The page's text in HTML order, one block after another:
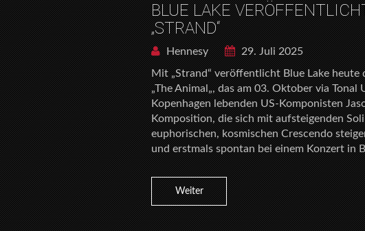
BLUE LAKE
„STRAND“
Hennesy
29. Juli 2025
Mit „Strand“ veröffentlicht Blue Lake heute
„The Animal„, das am 03. Oktober via
Kopenhagen lebenden US-Komponisten
Komposition, die sich mit aufsteigenden
euphorischen, kosmischen Crescendo
und erstmals spontan bei einem Konzert in
Weiter